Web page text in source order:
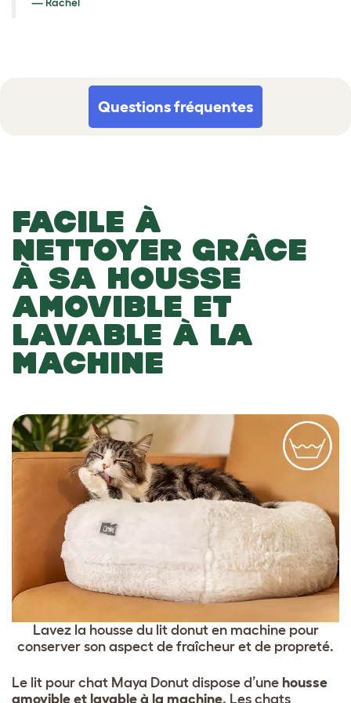
Questions fréquentes
FACILE À
NETTOYER GRÂCE
À SA HOUSSE
AMOVIBLE ET
LAVABLE À LA
MACHINE
Lavez la housse du lit donut en machine pour
conserver son aspect de fraîcheur et de propreté.
Le lit pour chat Maya Donut dispose d’une housse
amovible et lavable à la machine. Les chats